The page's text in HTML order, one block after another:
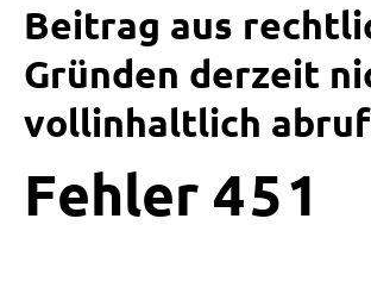
Beitrag aus
Gründen derzeit
vollinhaltlich
Fehler 4 5 1